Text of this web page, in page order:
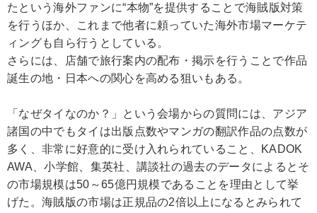
たという海外ファンに“本物”を提供することで海賊版対策
を行うほか、これまで他者に頼っていた海外市場マーケテ
ィングも自ら行うとしている。
さらには、店舗で旅行案内の配布・掲示を行うことで作品
誕生の地・日本への関心を高める狙いもある。
「なぜタイなのか？」という会場からの質問には、アジア
諸国の中でもタイは出版点数やマンガの翻訳作品の点数が
多く、非常に好意的に受け入れられていること、KADOK
AWA、小学館、集英社、講談社の過去のデータによるとそ
の市場規模は50～65億円規模であることを理由として挙
げた。海賊版の市場は正規品の2倍以上になるとみられて